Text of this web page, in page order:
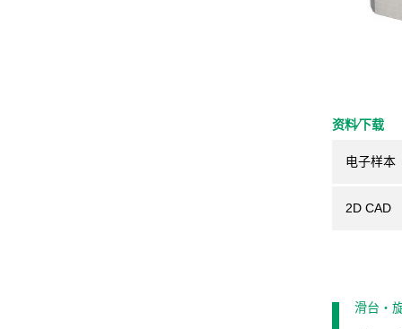
资料⁄下载
电子样本
2D CAD
滑台・